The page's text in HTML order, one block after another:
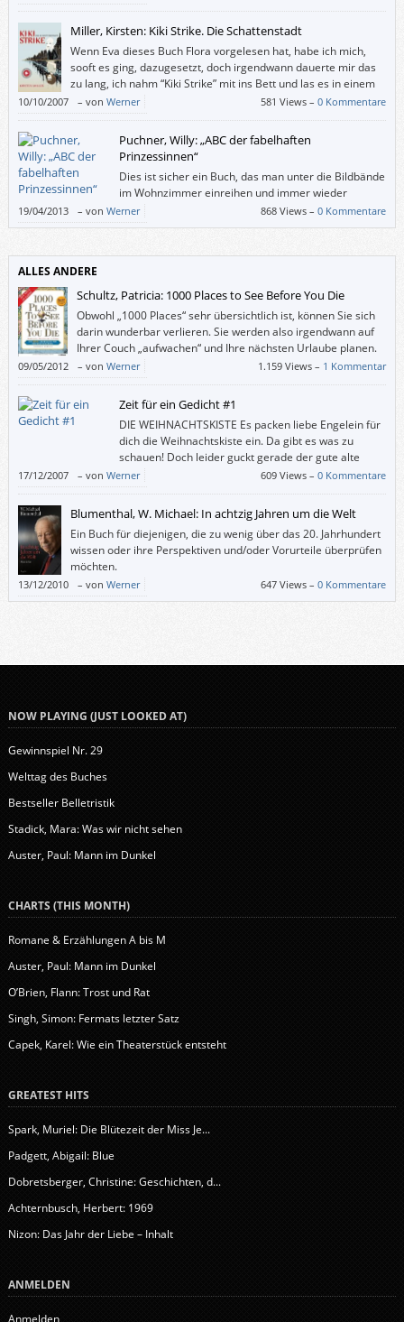
Miller, Kirsten: Kiki Strike. Die Schattenstadt
Wenn Eva dieses Buch Flora vorgelesen hat, habe ich mich,
sooft es ging, dazugesetzt, doch irgendwann dauerte mir das
zu lang, ich nahm “Kiki Strike” mit ins Bett und las es in einem
Zug zu Ende.
10/10/2007 – von Werner 581 Views –0 Kommentare
Puchner, Willy: „ABC der fabelhaften
Prinzessinnen“
Dies ist sicher ein Buch, das man unter die Bildbände
im Wohnzimmer einreihen und immer wieder
hervorholen wird. Kinder werden es später ihren
Kindern zeigen und immer noch selbst eine Freude daran haben.
19/04/2013 – von Werner 868 Views –0 Kommentare
ALLES ANDERE
Schultz, Patricia: 1000 Places to See Before You Die
Obwohl „1000 Places“ sehr übersichtlich ist, können Sie sich
darin wunderbar verlieren. Sie werden also irgendwann auf
Ihrer Couch „aufwachen“ und Ihre nächsten Urlaube planen.
Die Auswahl wird Ihnen schwer fallen.
09/05/2012 – von Werner 1.159 Views – 1 Kommentar
Zeit für ein Gedicht #1
DIE WEIHNACHTSKISTE Es packen liebe Engelein für
dich die Weihnachtskiste ein. Da gibt es was zu
schauen! Doch leider guckt gerade der gute alte
Mond herein und dem ist nicht zu trauen. Da
fürchten sich die Engelein er plaudert’s aus, und tun im Nu die
Weihnachtskiste wieder zu. Wie schade! (Aus Die Himmelsküche von Ida
[…]
17/12/2007 – von Werner 609 Views –0 Kommentare
Blumenthal, W. Michael: In achtzig Jahren um die Welt
Ein Buch für diejenigen, die zu wenig über das 20. Jahrhundert
wissen oder ihre Perspektiven und/oder Vorurteile überprüfen
möchten.
13/12/2010 – von Werner 647 Views –0 Kommentare
NOW PLAYING (JUST LOOKED AT)
Gewinnspiel Nr. 29
Welttag des Buches
Bestseller Belletristik
Stadick, Mara: Was wir nicht sehen
Auster, Paul: Mann im Dunkel
CHARTS (THIS MONTH)
Romane & Erzählungen A bis M
Auster, Paul: Mann im Dunkel
O’Brien, Flann: Trost und Rat
Singh, Simon: Fermats letzter Satz
Capek, Karel: Wie ein Theaterstück entsteht
GREATEST HITS
Spark, Muriel: Die Blütezeit der Miss Je...
Padgett, Abigail: Blue
Dobretsberger, Christine: Geschichten, d...
Achternbusch, Herbert: 1969
Nizon: Das Jahr der Liebe – Inhalt
ANMELDEN
Anmelden